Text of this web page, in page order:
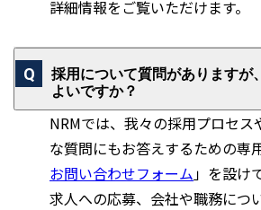
詳細情報をご覧いただけます。
採用について質問がありますが
よいですか？
NRMでは、我々の採用プロセス
な質問にもお答えするための専
お問い合わせフォーム」を設け
求人への応募、会社や職務につ